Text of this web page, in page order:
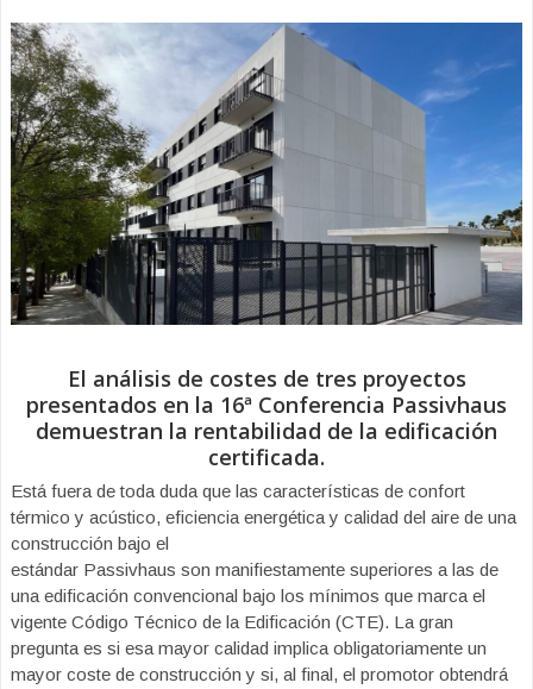
El análisis de costes de tres proyectos
presentados en la 16ª Conferencia Passivhaus
demuestran la rentabilidad de la edificación
certificada.
Está fuera de toda duda que las características de confort
térmico y acústico, eficiencia energética y calidad del aire de una
construcción bajo el
estándar Passivhaus son manifiestamente superiores a las de
una edificación convencional bajo los mínimos que marca el
vigente Código Técnico de la Edificación (CTE). La gran
pregunta es si esa mayor calidad implica obligatoriamente un
mayor coste de construcción y si, al final, el promotor obtendrá